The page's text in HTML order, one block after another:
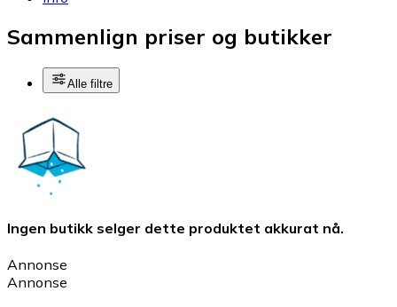
Sammenlign priser og butikker
Alle filtre
Ingen butikk selger dette produktet akkurat nå.
Annonse
Annonse